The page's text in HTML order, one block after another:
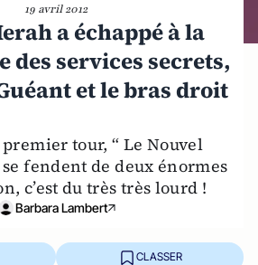
19 avril 2012
a échappé à la
des services secrets,
et le bras droit
tour, “ Le Nouvel
se fendent de deux énormes
c’est du très très lourd !
Barbara Lambert
CLASSER